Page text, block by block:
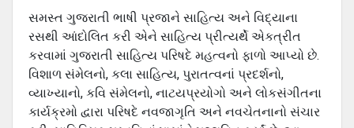
સમસ્‍ત ગુજરાતી ભાષી પ્રજાને સાહિત્‍ય અને વિદ્યાના
રસથી આંદોલિત કરી એને સાહિત્‍ય પ્રીત્‍યર્થે એકત્રીત
કરવામાં ગુજરાતી સાહિત્‍ય પરિષદે મહત્‍વનો ફાળો આપ્‍યો છે.
વિશાળ સંમેલનો, કલા સાહિત્‍ય, પુરાતત્‍વનાં પ્રદર્શનો,
વ્‍યાખ્‍યાનો, કવિ સંમેલનો, નાટયપ્રયોગો અને લોકસંગીતના
કાર્યક્રમો દ્વારા પરિષદે નવજાગૃતિ અને નવચેતનાનો સંચાર